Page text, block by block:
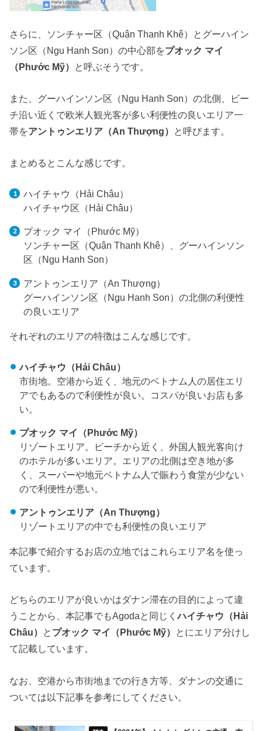
さらに、ソンチャー区（Quận Thanh Khê）とグーハイン
ソン区（Ngu Hanh Son）の中心部をプオック マイ
（Phước Mỹ） と呼ぶそうです。
また、グーハインソン区（Ngu Hanh Son）の北側、ビー
チ沿い近くで欧米人観光客が多い利便性の良いエリア一
帯をアントゥンエリア（An Thượng） と呼びます。
まとめるとこんな感じです。
ハイチャウ（Hải Châu）
ハイチャウ区（Hải Châu）
プオック マイ（Phước Mỹ）
ソンチャー区（Quận Thanh Khê）、グーハインソン
区（Ngu Hanh Son）
アントゥンエリア（An Thượng）
グーハインソン区（Ngu Hanh Son）の北側の利便性
の良いエリア
それぞれのエリアの特徴はこんな感じです。
ハイチャウ（Hải Châu）
市街地。空港から近く、地元のベトナム人の居住エリ
アでもあるので利便性が良い。コスパが良いお店も多
い。
プオック マイ（Phước Mỹ）
リゾートエリア。ビーチから近く、外国人観光客向け
のホテルが多いエリア。エリアの北側は空き地が多
く、スーパーや地元ベトナム人で賑わう食堂が少ない
ので利便性が悪い。
アントゥンエリア（An Thượng）
リゾートエリアの中でも利便性の良いエリア
本記事で紹介するお店の立地ではこれらエリア名を使っ
ています。
どちらのエリアが良いかはダナン滞在の目的によって違
うことから、本記事でもAgodaと同じくハイチャウ（Hải
Châu） と プオック マイ（Phước Mỹ） とにエリア分けし
て記載しています。
なお、空港から市街地までの行き方等、ダナンの交通に
ついては以下記事を参考にしてください。